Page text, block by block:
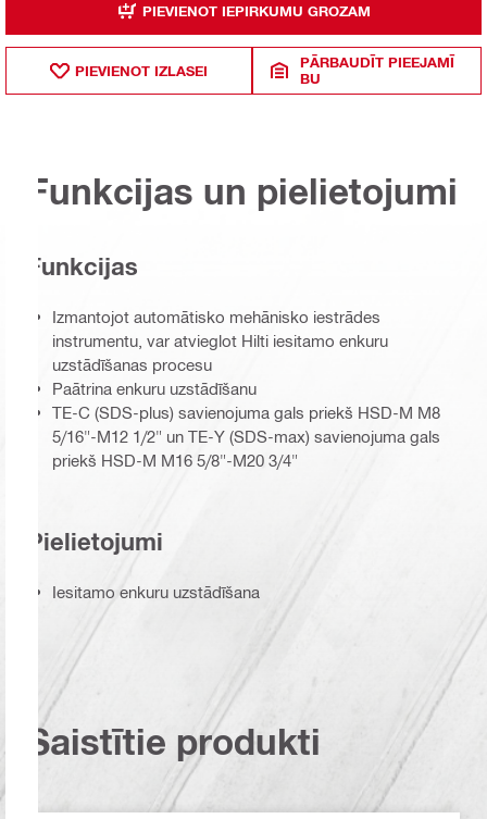
PIEVIENOT IEPIRKUMU GROZAM
PIEVIENOT IZLASEI
PĀRBAUDĪT PIEEJAMĪ
BU
Funkcijas un pielietojumi
Funkcijas
Izmantojot automātisko mehānisko iestrādes
instrumentu, var atvieglot Hilti iesitamo enkuru
uzstādīšanas procesu
Paātrina enkuru uzstādīšanu
TE-C (SDS-plus) savienojuma gals priekš HSD-M M8
5/16"-M12 1/2" un TE-Y (SDS-max) savienojuma gals
priekš HSD-M M16 5/8"-M20 3/4"
Pielietojumi
Iesitamo enkuru uzstādīšana
Saistītie produkti